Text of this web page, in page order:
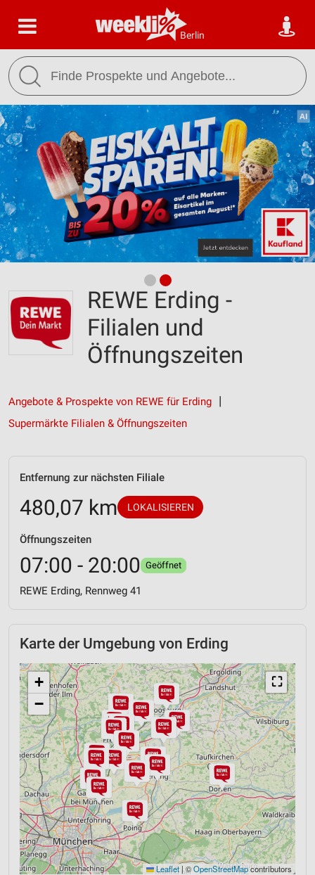
Berlin
REWE Erding -
Filialen und
Öffnungszeiten
Angebote & Prospekte von REWE für Erding
Supermärkte Filialen & Öffnungszeiten
Entfernung zur nächsten Filiale
480,07 km LOKALISIEREN
Öffnungszeiten
07:00 - 20:00 Geöffnet
REWE Erding, Rennweg 41
Karte der Umgebung von Erding
⛶
+
−
Leaflet|©OpenStreetMapcontributors